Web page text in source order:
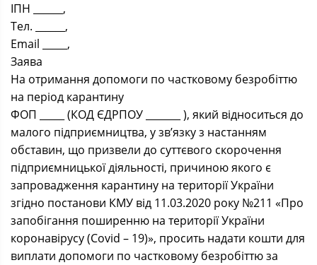
ІПН ______,
Тел. ______,
Email _____,
Заява
На отримання допомоги по частковому безробіттю
на період карантину
ФОП _____ (КОД ЄДРПОУ _______ ), який відноситься до
малого підприємництва, у зв’язку з настанням
обставин, що призвели до суттєвого скорочення
підприємницької діяльності, причиною якого є
запровадження карантину на території України
згідно постанови КМУ від 11.03.2020 року №211 «Про
запобігання поширенню на території України
коронавірусу (Covid – 19)», просить надати кошти для
виплати допомоги по частковому безробіттю за